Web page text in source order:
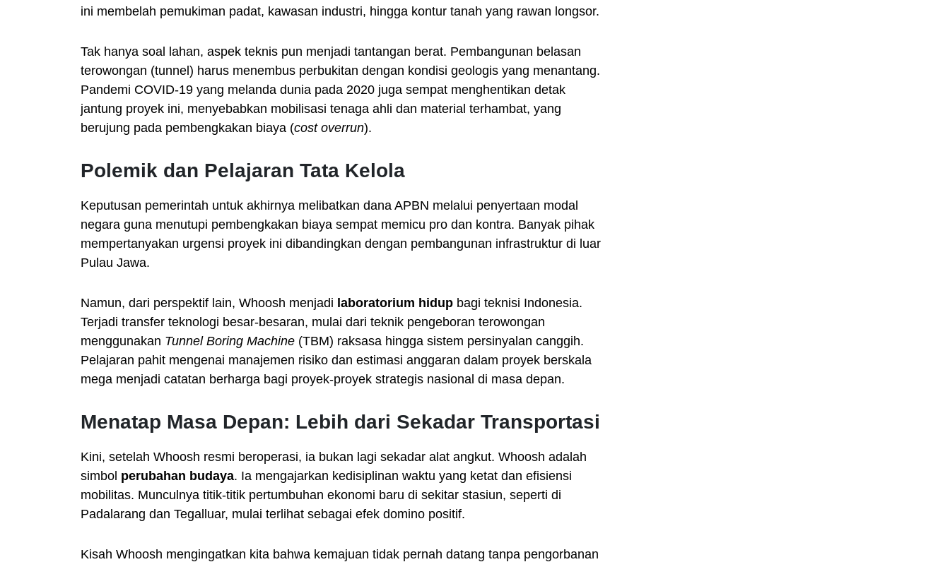
ini membelah pemukiman padat, kawasan industri, hingga kontur tanah yang rawan longsor.
Tak hanya soal lahan, aspek teknis pun menjadi tantangan berat. Pembangunan belasan
terowongan (tunnel) harus menembus perbukitan dengan kondisi geologis yang menantang.
Pandemi COVID-19 yang melanda dunia pada 2020 juga sempat menghentikan detak
jantung proyek ini, menyebabkan mobilisasi tenaga ahli dan material terhambat, yang
berujung pada pembengkakan biaya (cost overrun).
Polemik dan Pelajaran Tata Kelola
Keputusan pemerintah untuk akhirnya melibatkan dana APBN melalui penyertaan modal
negara guna menutupi pembengkakan biaya sempat memicu pro dan kontra. Banyak pihak
mempertanyakan urgensi proyek ini dibandingkan dengan pembangunan infrastruktur di luar
Pulau Jawa.
Namun, dari perspektif lain, Whoosh menjadi laboratorium hidup bagi teknisi Indonesia.
Terjadi transfer teknologi besar-besaran, mulai dari teknik pengeboran terowongan
menggunakan Tunnel Boring Machine (TBM) raksasa hingga sistem persinyalan canggih.
Pelajaran pahit mengenai manajemen risiko dan estimasi anggaran dalam proyek berskala
mega menjadi catatan berharga bagi proyek-proyek strategis nasional di masa depan.
Menatap Masa Depan: Lebih dari Sekadar Transportasi
Kini, setelah Whoosh resmi beroperasi, ia bukan lagi sekadar alat angkut. Whoosh adalah
simbol perubahan budaya. Ia mengajarkan kedisiplinan waktu yang ketat dan efisiensi
mobilitas. Munculnya titik-titik pertumbuhan ekonomi baru di sekitar stasiun, seperti di
Padalarang dan Tegalluar, mulai terlihat sebagai efek domino positif.
Kisah Whoosh mengingatkan kita bahwa kemajuan tidak pernah datang tanpa pengorbanan